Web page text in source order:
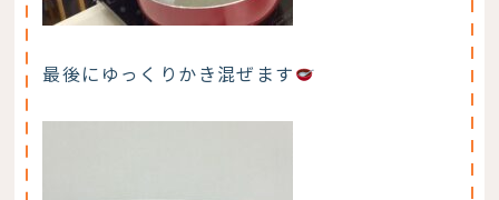
最後にゆっくりかき混ぜます